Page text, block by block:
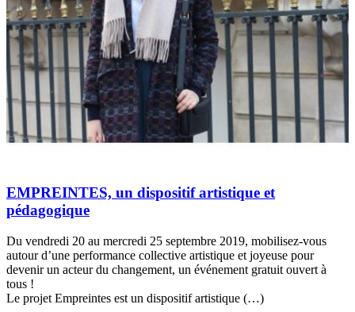
EMPREINTES, un dispositif artistique et
pédagogique
Du vendredi 20 au mercredi 25 septembre 2019, mobilisez-vous
autour d’une performance collective artistique et joyeuse pour
devenir un acteur du changement, un événement gratuit ouvert à
tous !
Le projet Empreintes est un dispositif artistique (…)